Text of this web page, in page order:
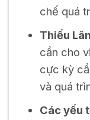
chế quá
Thiếu
cần cho
cực kỳ
và quá
Các yếu